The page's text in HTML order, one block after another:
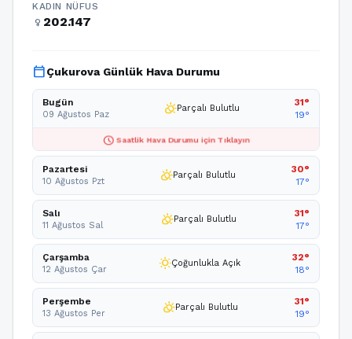
KADIN NÜFUS
female 202.147
calendar_todayÇukurova Günlük Hava Durumu
Bugün
09 Ağustos Paz partly_cloudy_dayParçalı Bulutlu
31°
19°
schedule Saatlik Hava Durumu için Tıklayın
Pazartesi
10 Ağustos Pzt partly_cloudy_dayParçalı Bulutlu
30°
17°
Salı
11 Ağustos Sal partly_cloudy_dayParçalı Bulutlu
31°
17°
Çarşamba
12 Ağustos Çar wb_sunnyÇoğunlukla Açık
32°
18°
Perşembe
13 Ağustos Per partly_cloudy_dayParçalı Bulutlu
31°
19°